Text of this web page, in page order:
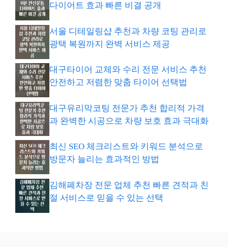
다이어트 효과 빠른 비결 공개
서울 디테일링샵 추천과 차량 코팅 관리로
광택 복원까지 완벽 서비스 제공
대구타이어 교체와 수리 전문 서비스 추천
안전하고 저렴한 맞춤 타이어 선택법
대구유리막코팅 전문가 추천 합리적 가격
과 완벽한 시공으로 차량 보호 효과 극대화
최신 SEO 체크리스트와 키워드 분석으로
방문자 늘리는 효과적인 방법
김해폐차장 전문 업체 추천 빠른 견적과 친
절 서비스로 믿을 수 있는 선택